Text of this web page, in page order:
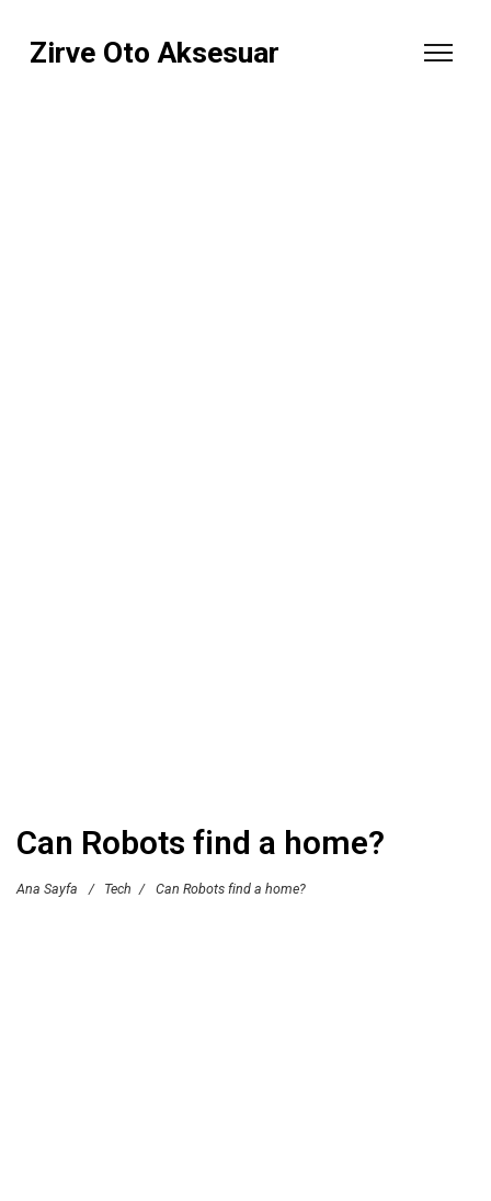
Zirve Oto Aksesuar
Can Robots find a home?
Ana Sayfa / Tech / Can Robots find a home?